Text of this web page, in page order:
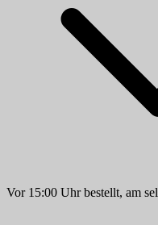
Vor 15:00 Uhr bestellt, am